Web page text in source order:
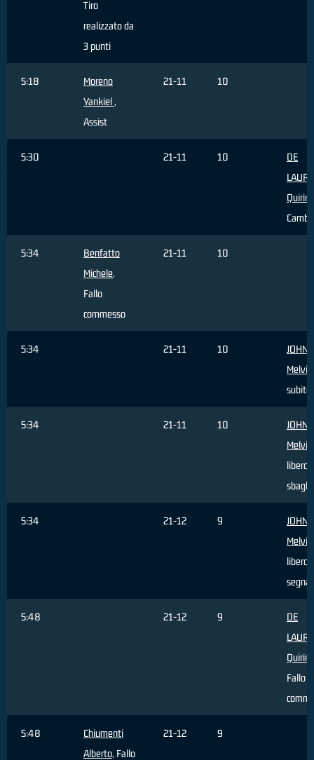
Tiro
realizzato da
3 punti
5:18
Moreno
Yankiel,
Assist
21-11 10
5:30 21-11 10
DE
Quirino
5:34
Benfatto
Michele,
Fallo
commesso
21-11 10
5:34 21-11 10
Melvin
subito
5:34 21-11 10
Melvin
libero
5:34 21-12 9
Melvin
libero
5:48 21-12 9
DE
Quirino
Fallo
5:48
Chiumenti
Alberto, Fallo
21-12 9